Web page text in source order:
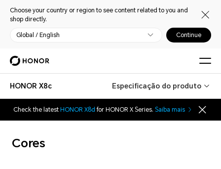
Choose your country or region to see content related to you and
shop directly.
Global / English Continue
HONOR X8c Especificação do produto
Check the latest HONOR X8d for HONOR X Series. Saiba mais